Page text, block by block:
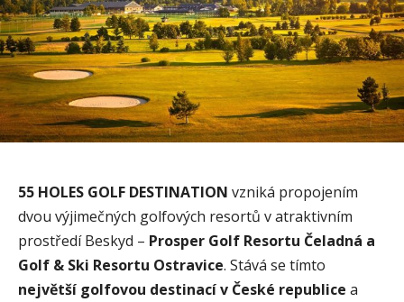
55 HOLES GOLF DESTINATION vzniká propojením
dvou výjimečných golfových resortů v atraktivním
prostředí Beskyd – Prosper Golf Resortu Čeladná a
Golf & Ski Resortu Ostravice. Stává se tímto
největší golfovou destinací v České republice a